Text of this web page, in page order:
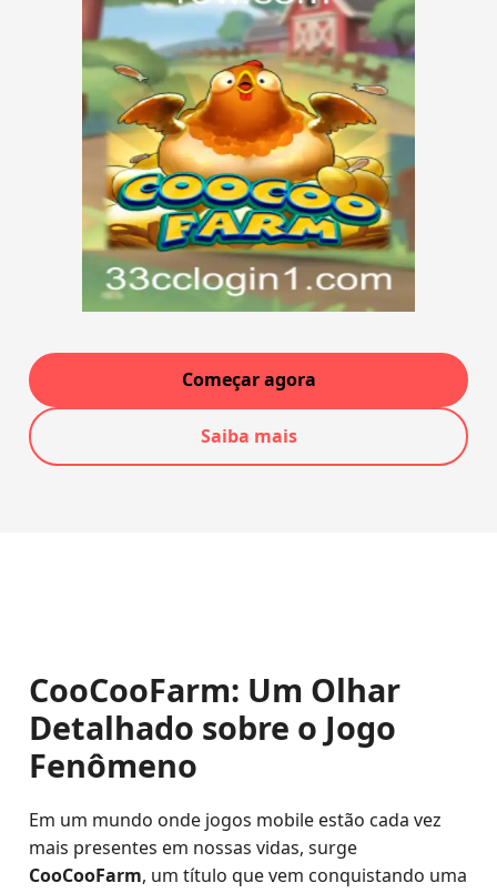
Começar agora
Saiba mais
CooCooFarm: Um Olhar
Detalhado sobre o Jogo
Fenômeno
Em um mundo onde jogos mobile estão cada vez
mais presentes em nossas vidas, surge
CooCooFarm, um título que vem conquistando uma